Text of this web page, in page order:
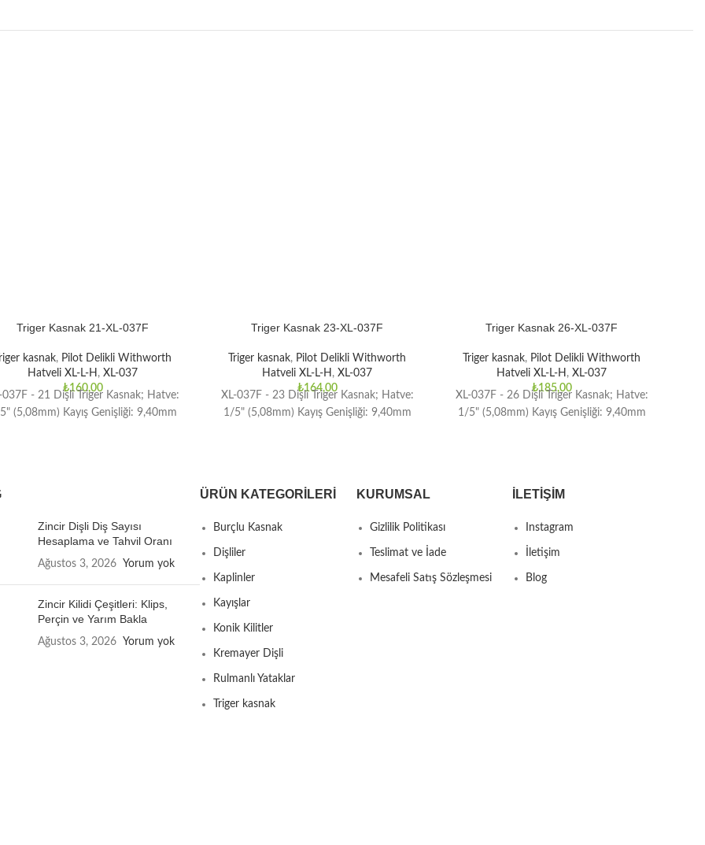
Triger Kasnak 21-XL-037F
Triger kasnak, Pilot Delikli Withworth
Hatveli XL-L-H , XL-037
₺160,00
037F - 21 Dişli Triger Kasnak; Hatve:
(5,08mm) Kayış Genişliği: 9,40mm
Triger Kasnak 23-XL-037F
Triger kasnak, Pilot Delikli Withworth
Hatveli XL-L-H , XL-037
₺164,00
XL-037F - 23 Dişli Triger Kasnak; Hatve:
1/5" (5,08mm) Kayış Genişliği: 9,40mm
Triger Kasnak 26-XL-037F
Triger kasnak, Pilot Delikli Withworth
Hatveli XL-L-H , XL-037
₺185,00
XL-037F - 26 Dişli Triger Kasnak; Hatve:
1/5" (5,08mm) Kayış Genişliği: 9,40mm
Zincir Dişli Diş Sayısı
Hesaplama ve Tahvil Oranı
Ağustos 3, 2026 Yorum yok
Zincir Kilidi Çeşitleri: Klips,
Perçin ve Yarım Bakla
Ağustos 3, 2026 Yorum yok
ÜRÜN KATEGORILERI
Burçlu Kasnak
Dişliler
Kaplinler
Kayışlar
Konik Kilitler
Kremayer Dişli
Rulmanlı Yataklar
Triger kasnak
KURUMSAL
Gizlilik Politikası
Teslimat ve İade
Mesafeli Satış Sözleşmesi
İLETIŞIM
Instagram
İletişim
Blog